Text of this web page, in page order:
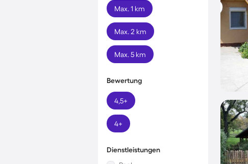
Max. 1 km
Max. 2 km
Max. 5 km
Bewertung
4,5+
4+
Dienstleistungen